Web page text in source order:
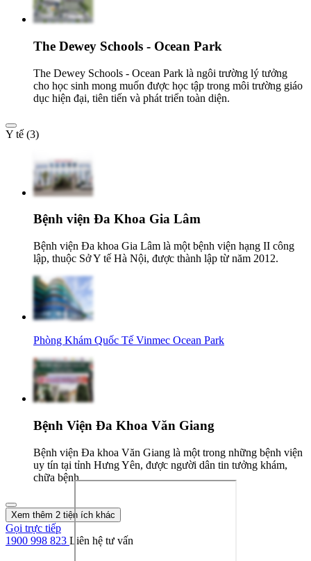
The Dewey Schools - Ocean Park
The Dewey Schools - Ocean Park là ngôi trường lý tưởng
cho học sinh mong muốn được học tập trong môi trường giáo
dục hiện đại, tiên tiến và phát triển toàn diện.
Y tế (3)
Bệnh viện Đa Khoa Gia Lâm
Bệnh viện Đa khoa Gia Lâm là một bệnh viện hạng II công
lập, thuộc Sở Y tế Hà Nội, được thành lập từ năm 2012.
Phòng Khám Quốc Tế Vinmec Ocean Park
Bệnh Viện Đa Khoa Văn Giang
Bệnh viện Đa khoa Văn Giang là một trong những bệnh viện
uy tín tại tỉnh Hưng Yên, được người dân tin tưởng khám,
chữa bệnh.
Xem thêm 2 tiện ích khác
Gọi trực tiếp
1900 998 823 Liên hệ tư vấn